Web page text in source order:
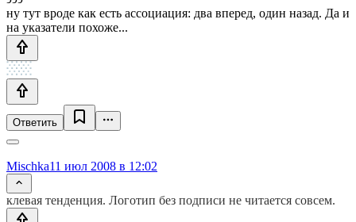
ну тут вроде как есть ассоциация: два вперед, один назад. Да и
на указатели похоже...
Ответить
Mischka11 июл 2008 в 12:02
клевая тенденция. Логотип без подписи не читается совсем.